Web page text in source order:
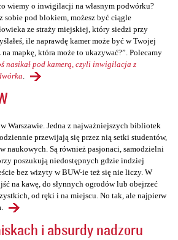
wiemy o inwigilacji na własnym podwórku?
sobie pod blokiem, możesz być ciągle
ze straży miejskiej, który siedzi przy
ile naprawdę kamer może być w Twojej
mapkę, która może to ukazywać?”. Polecamy
nasikał pod kamerą, czyli inwigilacja z
Warszawie. Jedna z najważniejszych bibliotek
przewijają się przez nią setki studentów,
naukowych. Są również pasjonaci, samodzielni
poszukują niedostępnych gdzie indziej
bez wizyty w BUW-ie też się nie liczy. W
na kawę, do słynnych ogrodów lub obejrzeć
od ręki i na miejscu. No tak, ale najpierw
i absurdy nadzoru